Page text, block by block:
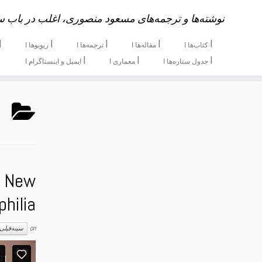
نوشته‌ها و ترجمه‌های مسعود منصوری، اغلب در باب
ا کتاب‌ها ا ا مقاله‌ها ا ا ترجمه‌ها ا ا ریویوها ا
ا جدول ستاره‌ها ا ا معماری ا ا ایمیل و اینستاگرام ا
سینه‌فیلی on